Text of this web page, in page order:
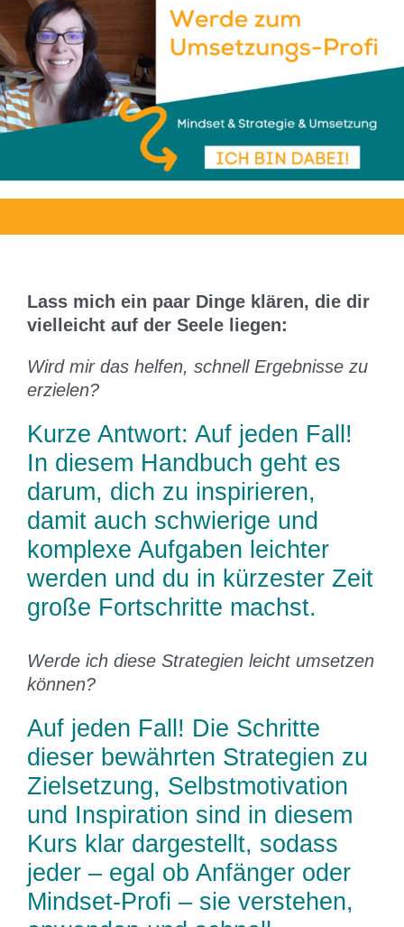
Lass mich ein paar Dinge klären, die dir
vielleicht auf der Seele liegen:
Wird mir das helfen, schnell Ergebnisse zu
erzielen?
Kurze Antwort: Auf jeden Fall!
In diesem Handbuch geht es
darum, dich zu inspirieren,
damit auch schwierige und
komplexe Aufgaben leichter
werden und du in kürzester Zeit
große Fortschritte machst.
Werde ich diese Strategien leicht umsetzen
können?
Auf jeden Fall! Die Schritte
dieser bewährten Strategien zu
Zielsetzung, Selbstmotivation
und Inspiration sind in diesem
Kurs klar dargestellt, sodass
jeder – egal ob Anfänger oder
Mindset-Profi – sie verstehen,